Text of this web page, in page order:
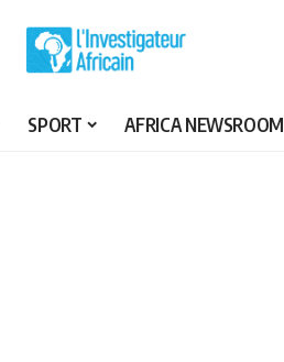
SPORT AFRICA NEWSROOM